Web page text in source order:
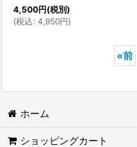
4,500円(税別)
(税込 : 4,950円)
«前
ホーム
ショッピングカート